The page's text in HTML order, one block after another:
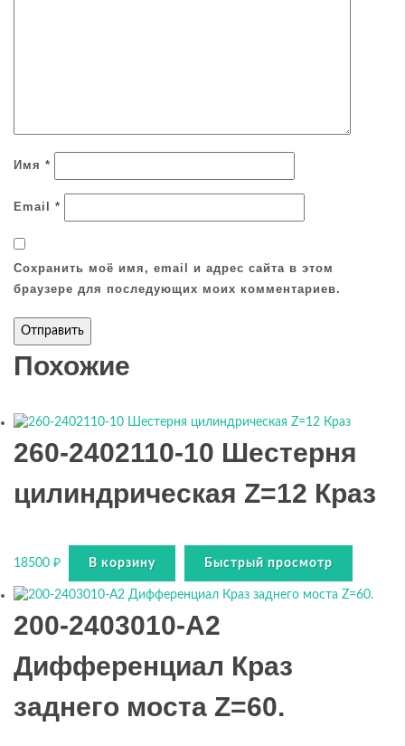
Имя *
Email *
Сохранить моё имя, email и адрес сайта в этом
браузере для последующих моих комментариев.
Похожие
260-2402110-10 Шестерня
цилиндрическая Z=12 Краз
18500 ₽ В корзину Быстрый просмотр
200-2403010-А2
Дифференциал Краз
заднего моста Z=60.